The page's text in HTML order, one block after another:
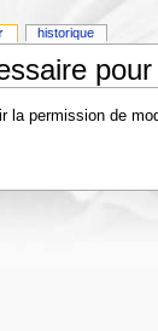
la permission de
historique